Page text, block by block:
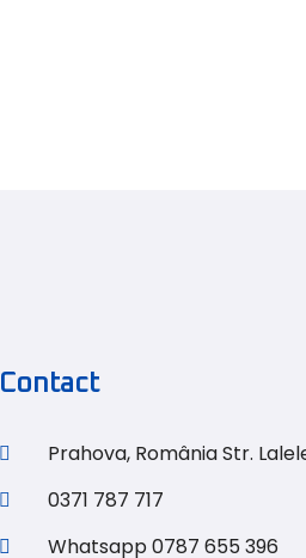
Contact
Prahova, România Str.
0371 787 717
Whatsapp 0787 655 396